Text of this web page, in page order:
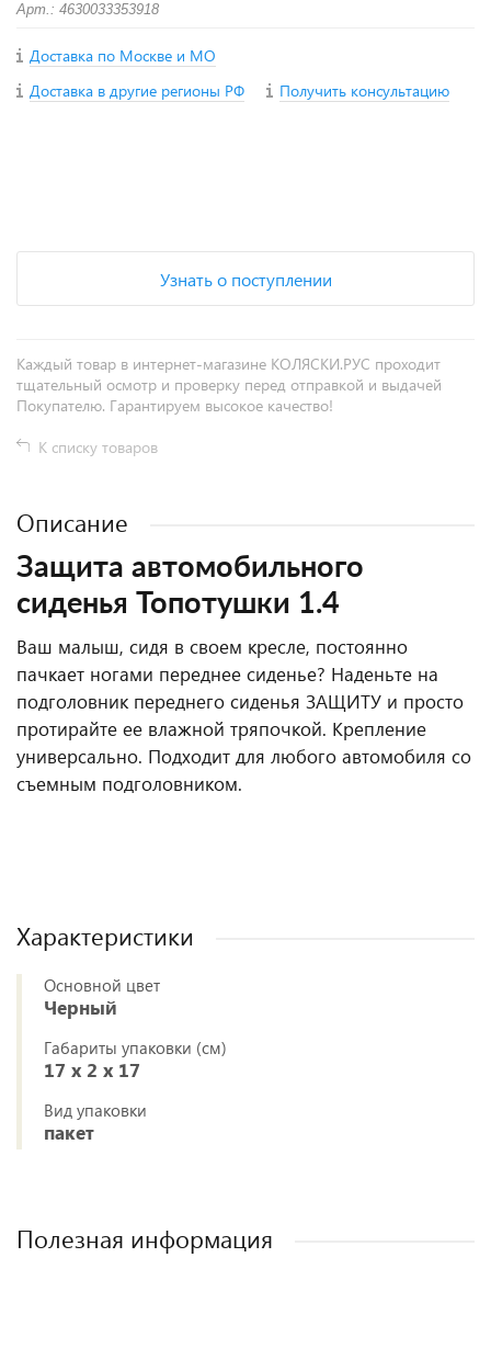
Арт.: 4630033353918
Доставка по Москве и МО
Доставка в другие регионы РФ
Получить консультацию
Узнать о поступлении
Каждый товар в интернет-магазине КОЛЯСКИ.РУС проходит
тщательный осмотр и проверку перед отправкой и выдачей
Покупателю. Гарантируем высокое качество!
К списку товаров
Описание
Защита автомобильного
сиденья Топотушки 1.4
Ваш малыш, сидя в своем кресле, постоянно
пачкает ногами переднее сиденье? Наденьте на
подголовник переднего сиденья ЗАЩИТУ и просто
протирайте ее влажной тряпочкой. Крепление
универсально. Подходит для любого автомобиля со
съемным подголовником.
Характеристики
Основной цвет
Черный
Габариты упаковки (см)
17 x 2 x 17
Вид упаковки
пакет
Полезная информация